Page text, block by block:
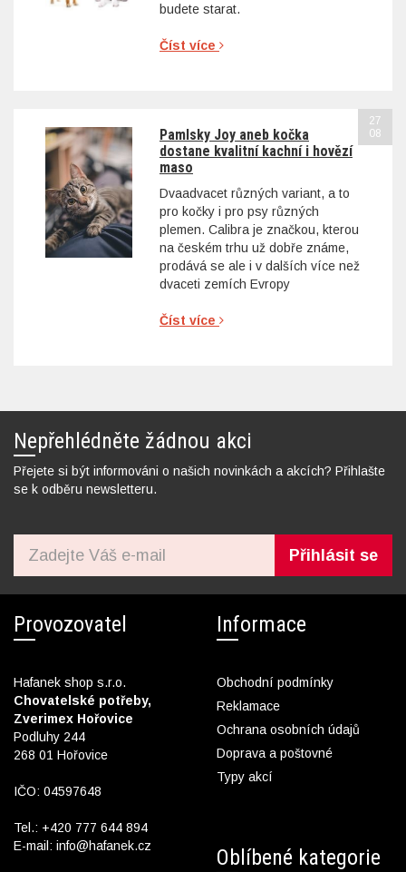
budete starat.
Číst více
Pamlsky Joy aneb kočka
dostane kvalitní kachní i hovězí
maso
Dvaadvacet různých variant, a to
pro kočky i pro psy různých
plemen. Calibra je značkou, kterou
na českém trhu už dobře známe,
prodává se ale i v dalších více než
dvaceti zemích Evropy
Číst více
27
08
Nepřehlédněte žádnou akci
Přejete si být informováni o našich novinkách a akcích? Přihlašte
se k odběru newsletteru.
Přihlásit se
Provozovatel
Hafanek shop s.r.o.
Chovatelské potřeby,
Zverimex Hořovice
Podluhy 244
268 01 Hořovice
IČO: 04597648
Tel.: +420 777 644 894
E-mail: info@hafanek.cz
Informace
Obchodní podmínky
Reklamace
Ochrana osobních údajů
Doprava a poštovné
Typy akcí
Oblíbené kategorie